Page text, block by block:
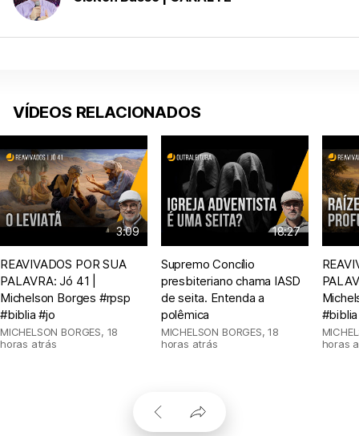
VÍDEOS RELACIONADOS
3:09
REAVIVADOS POR SUA
PALAVRA: Jó 41 |
Michelson Borges #rpsp
#biblia #jo
MICHELSON BORGES, 18
horas atrás
18:27
Supremo Concílio
presbiteriano chama IASD
de seita. Entenda a
polêmica
MICHELSON BORGES,18
horas atrás
horas